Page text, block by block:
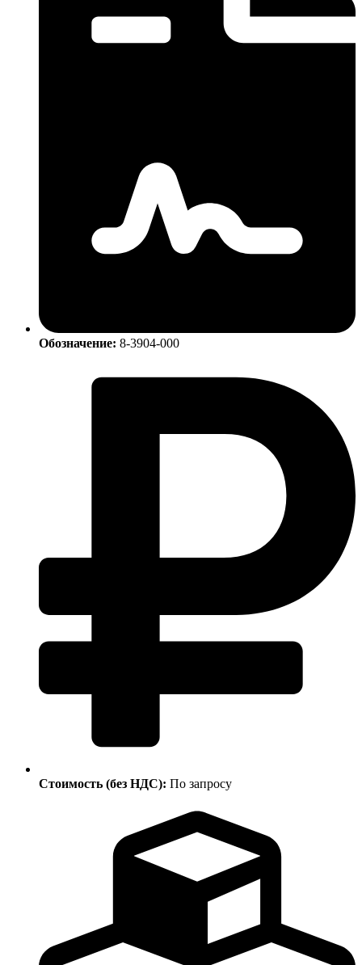
Обозначение: 8-3904-000
Стоимость (без НДС): По запросу